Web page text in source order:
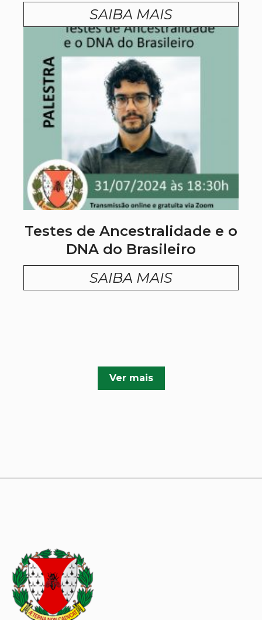
SAIBA MAIS
Testes de Ancestralidade e o
DNA do Brasileiro
SAIBA MAIS
Ver mais